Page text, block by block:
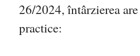
26/2024, întârzierea
practice: